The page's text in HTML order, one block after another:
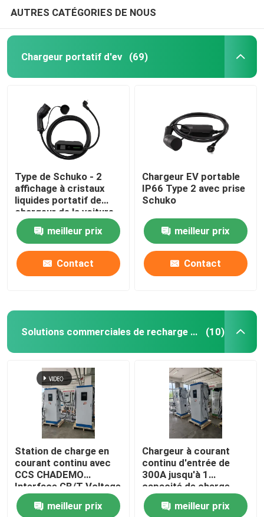
AUTRES CATÉGORIES DE NOUS
Chargeur portatif d'ev (69)
Type de Schuko - 2
affichage à cristaux
liquides portatif de
chargeur de la voiture
EV du chargeur 16A
230V d'EV et temps
programmés
meilleur prix
Contact
Chargeur EV portable
IP66 Type 2 avec prise
Schuko
meilleur prix
Contact
Solutions commerciales de recharge en courant continu (10)
Station de charge en
courant continu avec
CCS CHADEMO
Interface GB/T Voltage
de sortie standard
200-1000Vmeilleur prix
Chargeur à courant
continu d'entrée de
300A jusqu'à 1
capacité de charge
pour les besoins du
client
meilleur prix